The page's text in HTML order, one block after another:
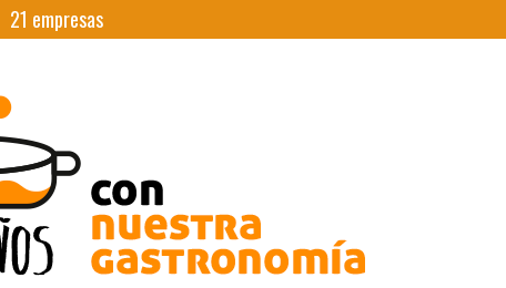
21 empresas